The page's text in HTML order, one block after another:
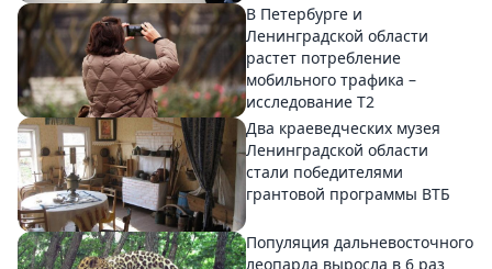
В Петербурге и
Ленинградской области
растет потребление
мобильного трафика –
исследование T2
Два краеведческих музея
Ленинградской области
стали победителями
грантовой программы ВТБ
Популяция дальневосточного
леопарда выросла в 6 раз